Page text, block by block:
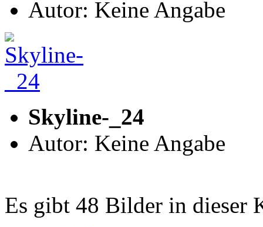
Autor: Keine Angabe
Skyline-_24
Autor: Keine Angabe
Es gibt 48 Bilder in dieser